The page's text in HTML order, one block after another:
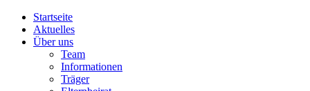
Startseite
Aktuelles
Über uns
Team
Informationen
Träger